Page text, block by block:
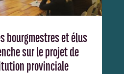
bourgmestres et élus
sur le projet de
provinciale